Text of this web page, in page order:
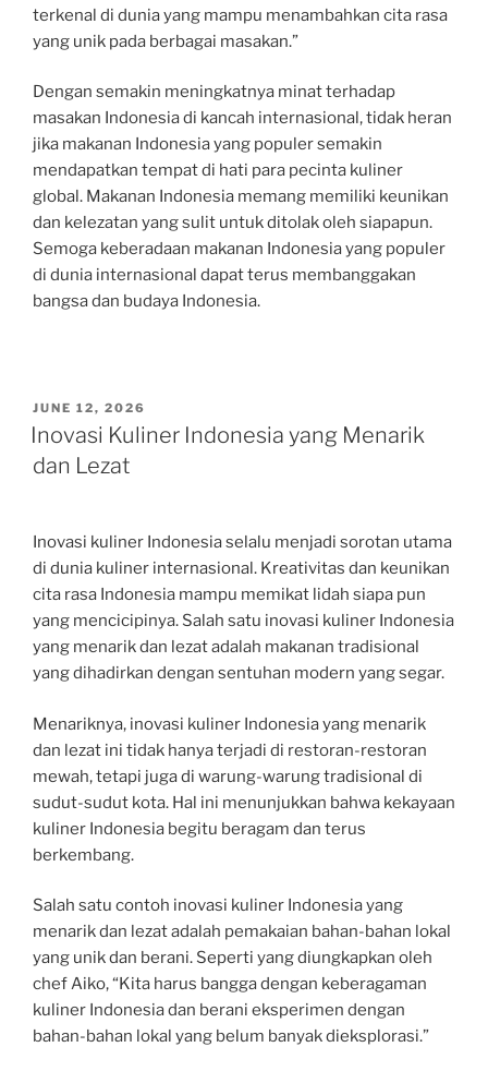
terkenal di dunia yang mampu menambahkan cita rasa
yang unik pada berbagai masakan.”
Dengan semakin meningkatnya minat terhadap
masakan Indonesia di kancah internasional, tidak heran
jika makanan Indonesia yang populer semakin
mendapatkan tempat di hati para pecinta kuliner
global. Makanan Indonesia memang memiliki keunikan
dan kelezatan yang sulit untuk ditolak oleh siapapun.
Semoga keberadaan makanan Indonesia yang populer
di dunia internasional dapat terus membanggakan
bangsa dan budaya Indonesia.
POSTED
ON
JUNE 12, 2026
Inovasi Kuliner Indonesia yang Menarik
dan Lezat
Inovasi kuliner Indonesia selalu menjadi sorotan utama
di dunia kuliner internasional. Kreativitas dan keunikan
cita rasa Indonesia mampu memikat lidah siapa pun
yang mencicipinya. Salah satu inovasi kuliner Indonesia
yang menarik dan lezat adalah makanan tradisional
yang dihadirkan dengan sentuhan modern yang segar.
Menariknya, inovasi kuliner Indonesia yang menarik
dan lezat ini tidak hanya terjadi di restoran-restoran
mewah, tetapi juga di warung-warung tradisional di
sudut-sudut kota. Hal ini menunjukkan bahwa kekayaan
kuliner Indonesia begitu beragam dan terus
berkembang.
Salah satu contoh inovasi kuliner Indonesia yang
menarik dan lezat adalah pemakaian bahan-bahan lokal
yang unik dan berani. Seperti yang diungkapkan oleh
chef Aiko, “Kita harus bangga dengan keberagaman
kuliner Indonesia dan berani eksperimen dengan
bahan-bahan lokal yang belum banyak dieksplorasi.”